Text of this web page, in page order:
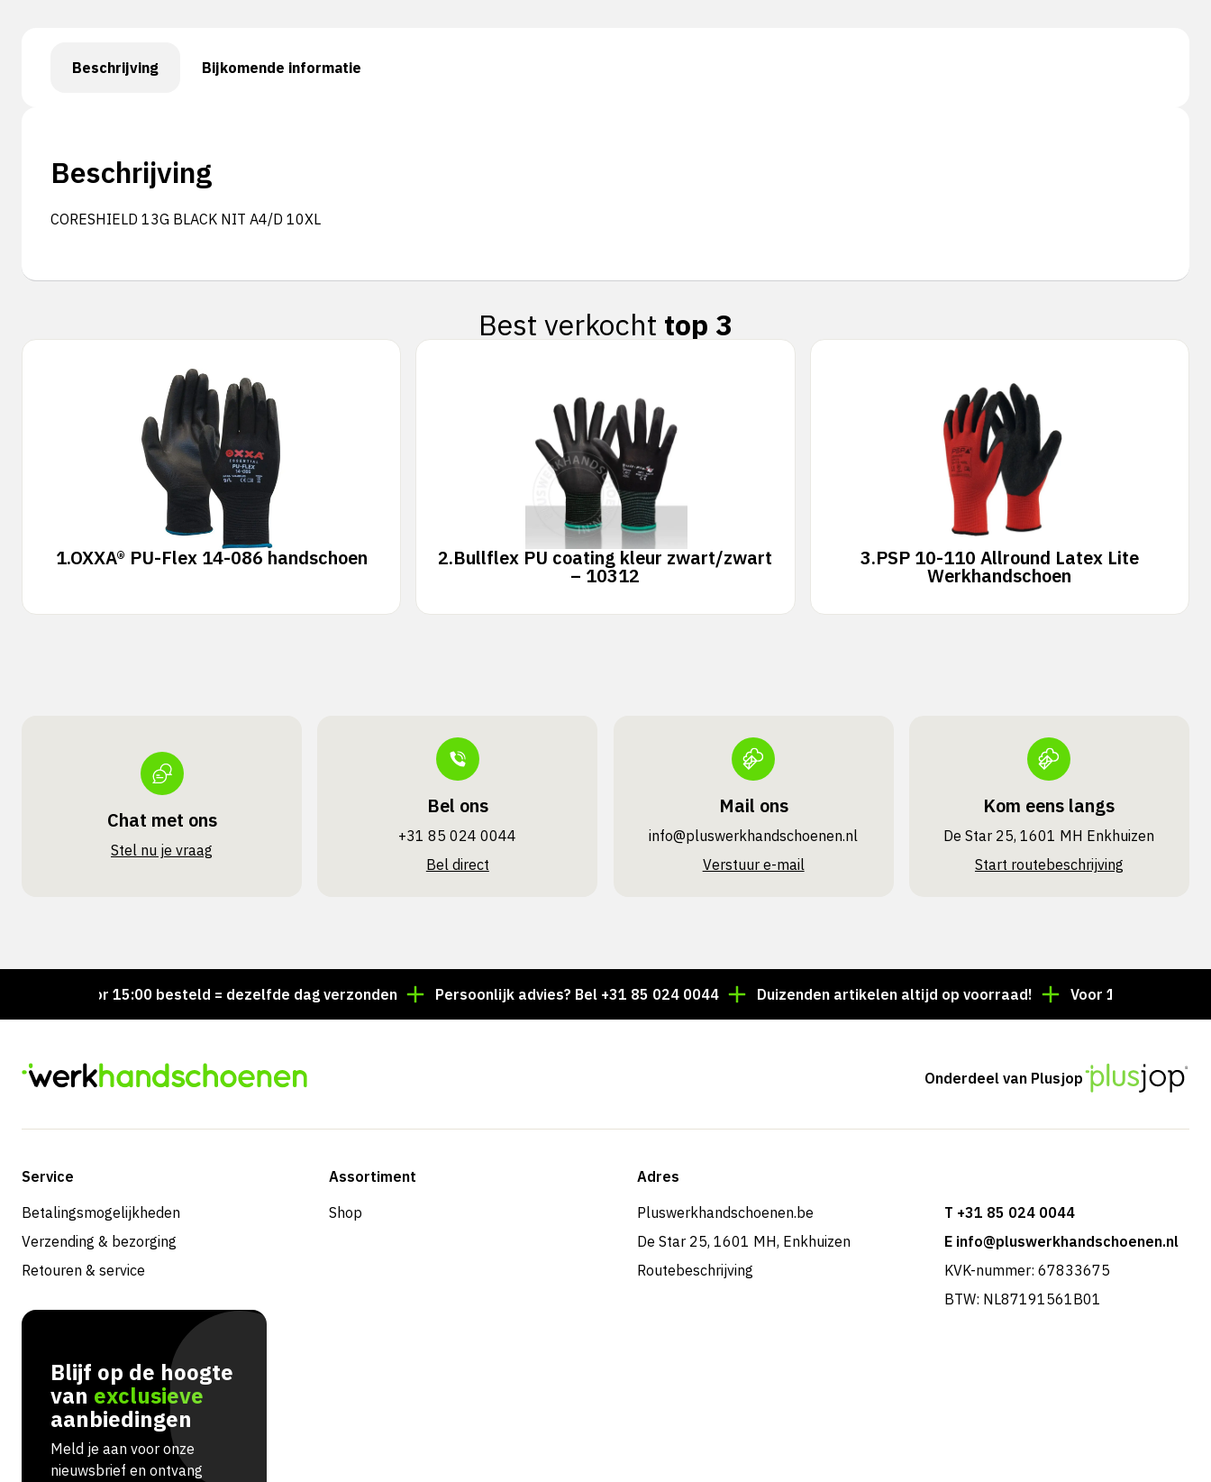
Beschrijving Bijkomende informatie
Beschrijving
CORESHIELD 13G BLACK NIT A4/D 10XL
Best verkocht top 3
1.OXXA® PU-Flex 14-086 handschoen 2.Bullflex PU coating kleur zwart/zwart
– 10312
3.PSP 10-110 Allround Latex Lite
Werkhandschoen
Chat met ons
Stel nu je vraag
Bel ons
+31 85 024 0044
Bel direct
Mail ons
info@pluswerk­handschoenen.nl
Verstuur e-mail
Kom eens langs
De Star 25, 1601 MH Enkhuizen
Start routebeschrijving
Voor 15:00 besteld = dezelfde dag verzonden Persoonlijk advies? Bel +31 85 024 0044 Duizenden artikelen altijd op voorraad! Voor 15:00 besteld =
Onderdeel van Plusjop
Service
Betalingsmogelijkheden
Verzending & bezorging
Retouren & service
Assortiment
Shop
Adres
Pluswerkhandschoenen.be
De Star 25, 1601 MH, Enkhuizen
Routebeschrijving
T +31 85 024 0044
E info@pluswerkhandschoenen.nl
KVK-nummer: 67833675
BTW: NL87191561B01
Blijf op de hoogte
van exclusieve
aanbiedingen
Meld je aan voor onze
nieuwsbrief en ontvang